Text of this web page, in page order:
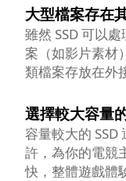
大型檔案存在
雖然 SSD 可以
案（如影片素材
類檔案存放在外
選擇較大容量
容量較大的
許，為你的電競
快，整體遊戲體